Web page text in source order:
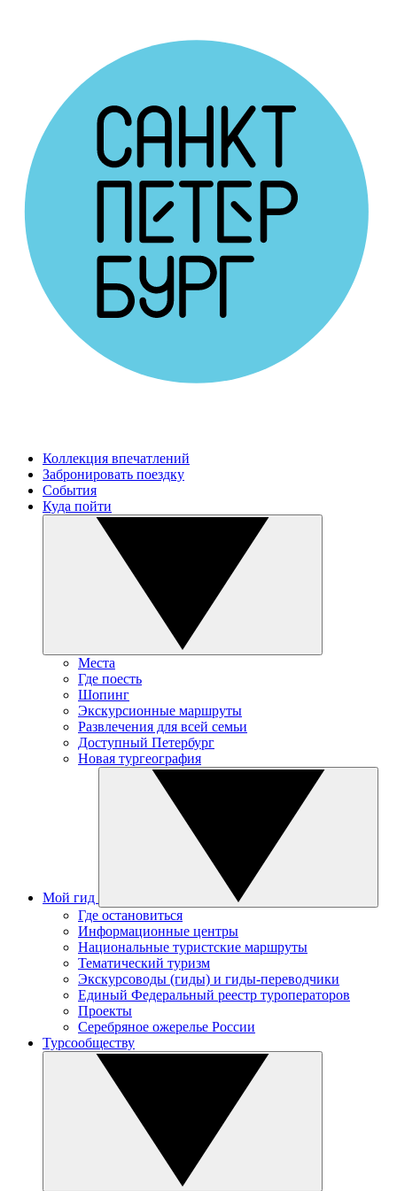
Коллекция впечатлений
Забронировать поездку
События
Куда пойти
Места
Где поесть
Шопинг
Экскурсионные маршруты
Развлечения для всей семьи
Доступный Петербург
Новая тургеография
Мой гид
Где остановиться
Информационные центры
Национальные туристские маршруты
Тематический туризм
Экскурсоводы (гиды) и гиды-переводчики
Единый Федеральный реестр туроператоров
Проекты
Серебряное ожерелье России
Турсообществу